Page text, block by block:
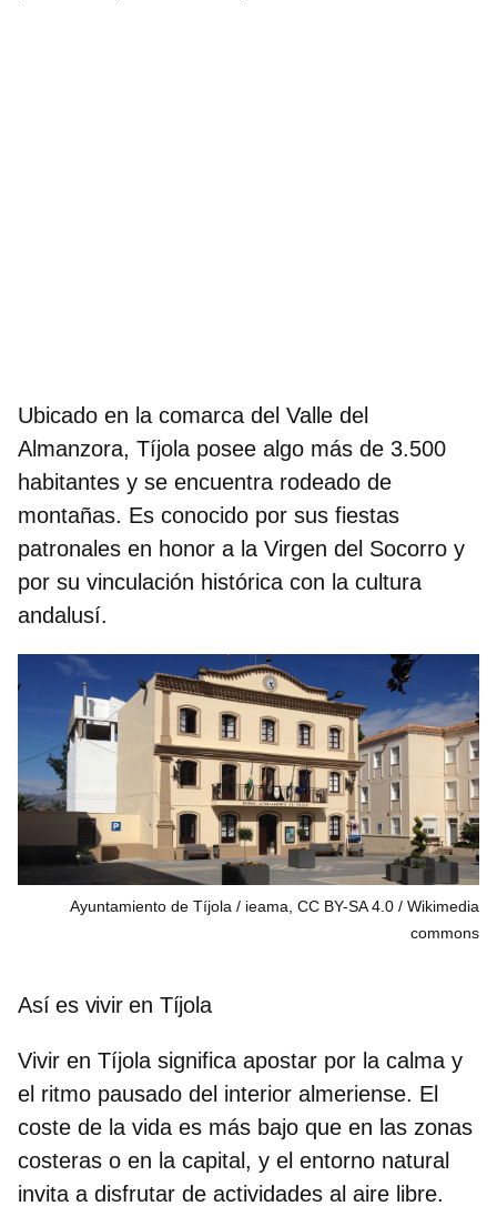
Ubicado en la comarca del Valle del
Almanzora, Tíjola posee algo más de 3.500
habitantes y se encuentra rodeado de
montañas. Es conocido por sus fiestas
patronales en honor a la Virgen del Socorro y
por su vinculación histórica con la cultura
andalusí.
Ayuntamiento de Tíjola / ieama, CC BY-SA 4.0
Wikimedia
commons
Así es vivir en Tíjola
Vivir en Tíjola significa apostar por la calma y
el ritmo pausado del interior almeriense. El
coste de la vida es más bajo que en las zonas
costeras o en la capital, y el entorno natural
invita a disfrutar de actividades al aire libre.